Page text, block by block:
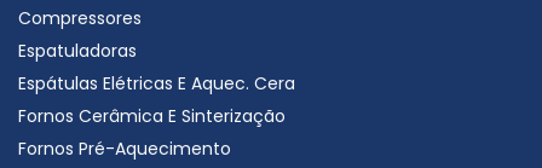
Compressores
Espatuladoras
Espátulas Elétricas E Aquec. Cera
Fornos Cerâmica E Sinterização
Fornos Pré-Aquecimento